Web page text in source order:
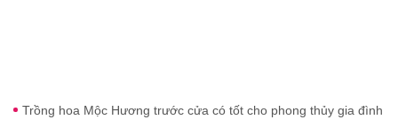
Trồng hoa Mộc Hương trước cửa có tốt cho phong thủy gia đình